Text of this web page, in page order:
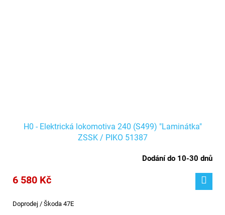
H0 - Elektrická lokomotiva 240 (S499) "Laminátka"
ZSSK / PIKO 51387
Dodání do 10-30 dnů
6 580 Kč
Doprodej / Škoda 47E